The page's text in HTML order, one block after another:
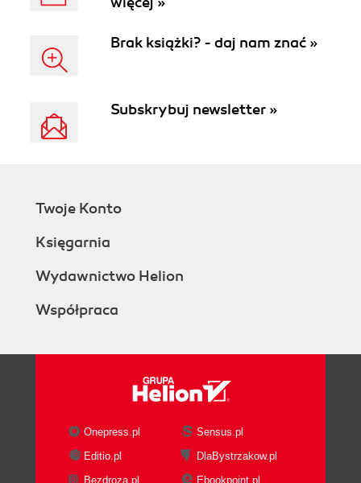
Brak książki? - daj nam znać »
Subskrybuj newsletter »
Twoje Konto
Księgarnia
Wydawnictwo Helion
Współpraca
Onepress.pl
Sensus.pl
Editio.pl
DlaBystrzakow.pl
Bezdroza.pl
Ebookpoint.pl